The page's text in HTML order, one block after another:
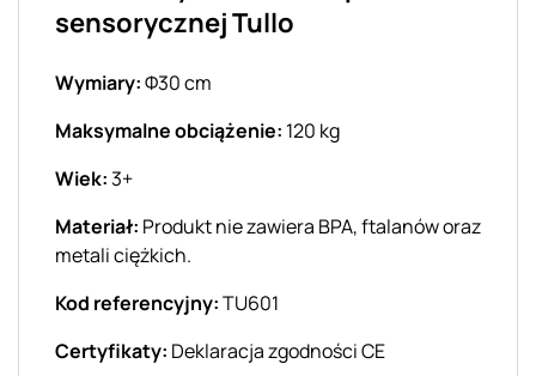
sensorycznej Tullo
Wymiary:Φ30 cm
Maksymalne obciążenie: 120 kg
Wiek:3+
Materiał: Produkt nie zawiera BPA, ftalanów oraz
metali ciężkich.
Kod referencyjny:TU601
Certyfikaty: Deklaracja zgodności CE